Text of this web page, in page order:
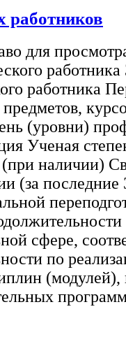
работников
для
работника
работника
(уровни)
Ученая
наличии)
(за последние
сфере,
по
(модулей),